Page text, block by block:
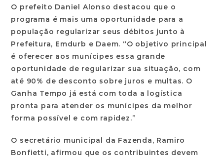
O prefeito Daniel Alonso destacou que o
programa é mais uma oportunidade para a
população regularizar seus débitos junto à
Prefeitura, Emdurb e Daem. “O objetivo principal
é oferecer aos munícipes essa grande
oportunidade de regularizar sua situação, com
até 90% de desconto sobre juros e multas. O
Ganha Tempo já está com toda a logística
pronta para atender os munícipes da melhor
forma possível e com rapidez.”
O secretário municipal da Fazenda, Ramiro
Bonfietti, afirmou que os contribuintes devem